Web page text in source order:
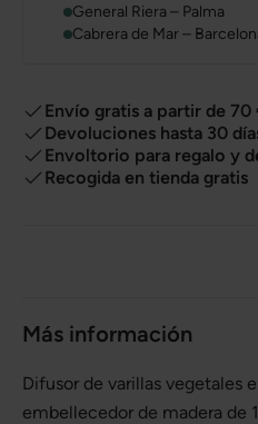
General Riera – Palma
Cabrera de Mar –
Envío gratis a partir de 70
Devoluciones hasta 30
Envoltorio para regalo y
Recogida en tienda gratis
Más información
Difusor de varillas vegetales
embellecedor de madera de